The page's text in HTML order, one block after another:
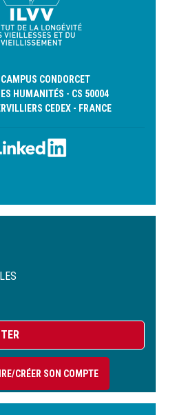
CAMPUS CONDORCET
HUMANITÉS - CS 50004
CEDEX - FRANCE
CRÉER SON COMPTE